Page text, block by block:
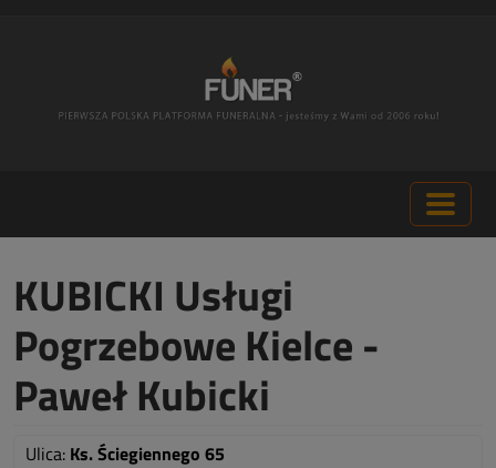
KUBICKI Usługi
Pogrzebowe Kielce -
Paweł Kubicki
Ulica: Ks. Ściegiennego 65